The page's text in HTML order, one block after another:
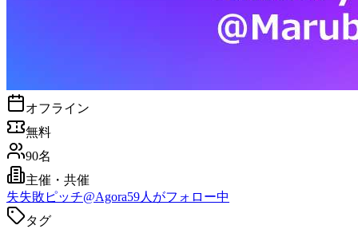
オフライン
無料
90名
主催・共催
失失敗ピッチ@Agora59人がフォロー中
タグ